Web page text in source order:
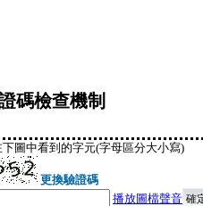
碼檢查機制
圖中看到的字元(字母區分大小寫)
更換驗證碼
播放圖檔聲音